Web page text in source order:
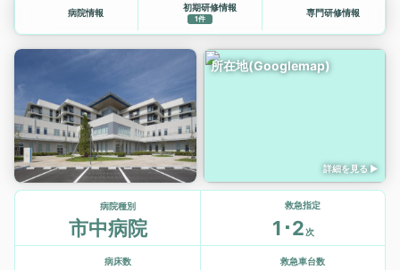
病院情報
初期研修情報
1件
専門研修情報
所在地(Googlemap)
詳細を見る ▶︎
病院種別
市中病院
救急指定
1･2次
病床数 救急車台数